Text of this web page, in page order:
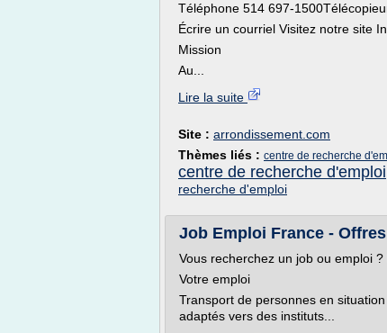
Téléphone 514 697-
Écrire un courriel Visitez notre site
Mission
Au...
Lire la suite
Site : arrondissement.com
Thèmes liés : centre de recherche
centre de recherche d'emploi
recherche d'emploi
Job Emploi France -
Vous recherchez un job ou emploi
Votre emploi
Transport de personnes en
adaptés vers des instituts...